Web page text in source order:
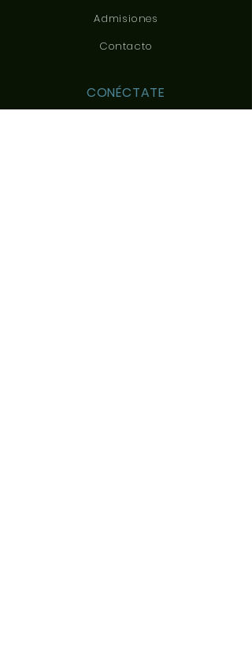
Admisiones
Contacto
CONÉCTATE